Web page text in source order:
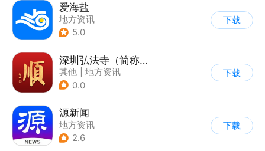
爱海盐
地方资讯
5.0
下载
深圳弘法寺（简称：福顺弘法）
其他
地方资讯
0.0
下载
源新闻
地方资讯
2.6
下载